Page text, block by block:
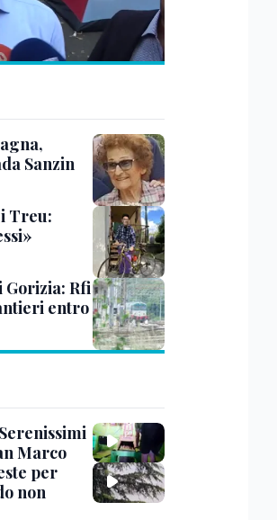
Sanzin
Treu:
Gorizia: Rfi
entro
Marco
per
non